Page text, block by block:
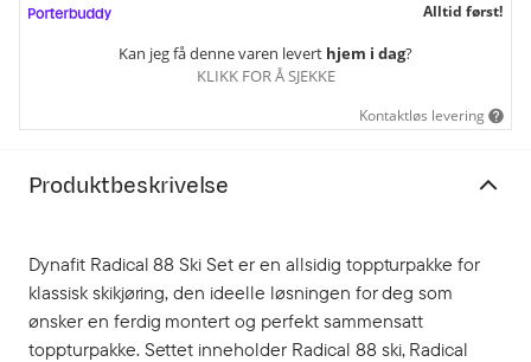
Alltid først!
Kan jeg få denne varen levert hjem i dag?
KLIKK FOR Å SJEKKE
Kontaktløs levering
Produktbeskrivelse
Dynafit Radical 88 Ski Set er en allsidig toppturpakke for
klassisk skikjøring, den ideelle løsningen for deg som
ønsker en ferdig montert og perfekt sammensatt
toppturpakke. Settet inneholder Radical 88 ski, Radical